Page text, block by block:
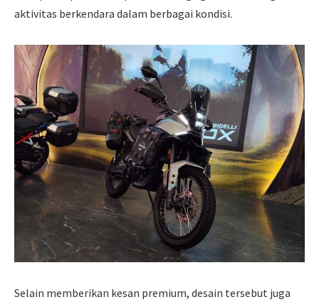
aktivitas berkendara dalam berbagai kondisi.
Selain memberikan kesan premium, desain tersebut juga